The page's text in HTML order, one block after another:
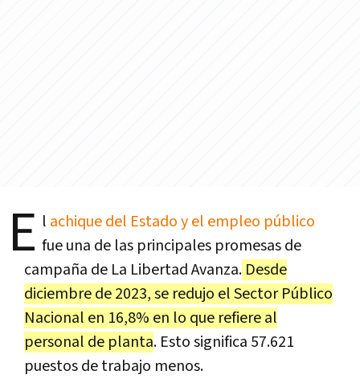
E l achique del Estado y el empleo público
fue una de las principales promesas de
campaña de La Libertad Avanza. Desde
diciembre de 2023, se redujo el Sector Público
Nacional en 16,8% en lo que refiere al
personal de planta. Esto significa 57.621
puestos de trabajo menos.